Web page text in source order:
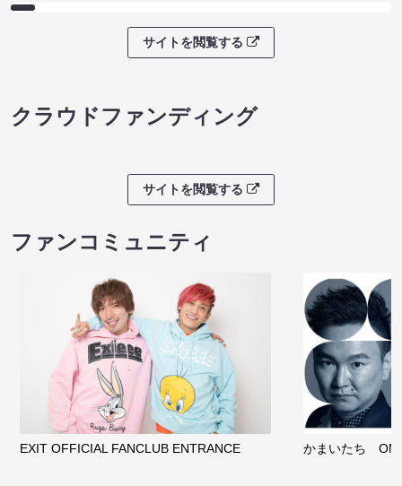
サイトを閲覧する
クラウドファンディング
サイトを閲覧する
ファンコミュニティ
EXIT OFFICIAL FANCLUB ENTRANCE かまいたち